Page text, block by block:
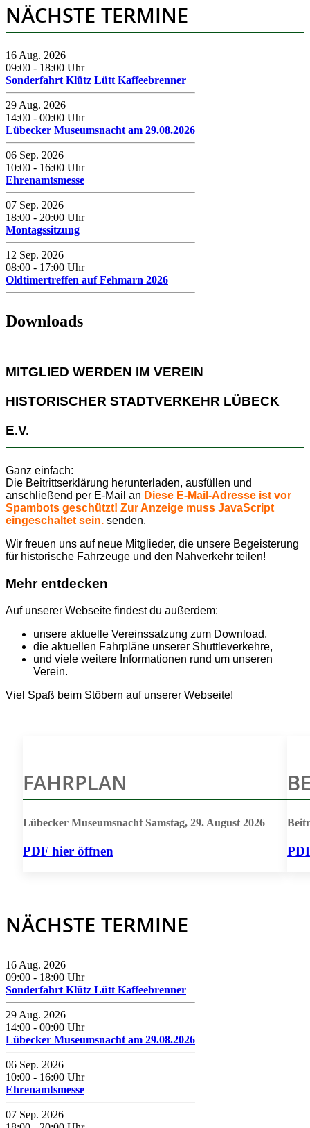
NÄCHSTE TERMINE
16 Aug. 2026
09:00 - 18:00 Uhr
Sonderfahrt Klütz Lütt Kaffeebrenner
29 Aug. 2026
14:00 - 00:00 Uhr
Lübecker Museumsnacht am 29.08.2026
06 Sep. 2026
10:00 - 16:00 Uhr
Ehrenamtsmesse
07 Sep. 2026
18:00 - 20:00 Uhr
Montagssitzung
12 Sep. 2026
08:00 - 17:00 Uhr
Oldtimertreffen auf Fehmarn 2026
Downloads
MITGLIED WERDEN IM VEREIN
HISTORISCHER STADTVERKEHR LÜBECK
E.V.
Ganz einfach:
Die Beitrittserklärung herunterladen, ausfüllen und
anschließend per E-Mail an Diese E-Mail-Adresse ist vor
Spambots geschützt! Zur Anzeige muss JavaScript
eingeschaltet sein. senden.
Wir freuen uns auf neue Mitglieder, die unsere Begeisterung
für historische Fahrzeuge und den Nahverkehr teilen!
Mehr entdecken
Auf unserer Webseite findest du außerdem:
unsere aktuelle Vereinssatzung zum Download,
die aktuellen Fahrpläne unserer Shuttleverkehre,
und viele weitere Informationen rund um unseren
Verein.
Viel Spaß beim Stöbern auf unserer Webseite!
FAHRPLAN
Lübecker Museumsnacht Samstag, 29. August 2026
PDF hier öffnen
NÄCHSTE TERMINE
16 Aug. 2026
09:00 - 18:00 Uhr
Sonderfahrt Klütz Lütt Kaffeebrenner
29 Aug. 2026
14:00 - 00:00 Uhr
Lübecker Museumsnacht am 29.08.2026
06 Sep. 2026
10:00 - 16:00 Uhr
Ehrenamtsmesse
07 Sep. 2026